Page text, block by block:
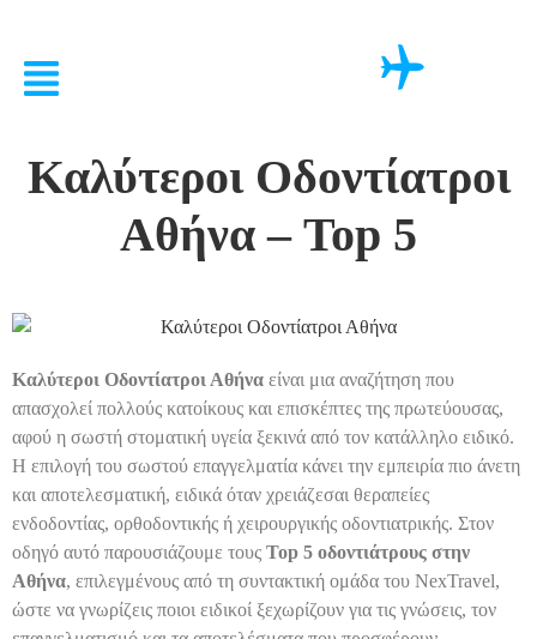
Καλύτεροι Οδοντίατροι
Αθήνα – Top 5
Καλύτεροι Οδοντίατροι Αθήνα είναι μια αναζήτηση που
απασχολεί πολλούς κατοίκους και επισκέπτες της πρωτεύουσας,
αφού η σωστή στοματική υγεία ξεκινά από τον κατάλληλο ειδικό.
Η επιλογή του σωστού επαγγελματία κάνει την εμπειρία πιο άνετη
και αποτελεσματική, ειδικά όταν χρειάζεσαι θεραπείες
ενδοδοντίας, ορθοδοντικής ή χειρουργικής οδοντιατρικής. Στον
οδηγό αυτό παρουσιάζουμε τους Top 5 οδοντιάτρους στην
Αθήνα, επιλεγμένους από τη συντακτική ομάδα του NexTravel,
ώστε να γνωρίζεις ποιοι ειδικοί ξεχωρίζουν για τις γνώσεις, τον